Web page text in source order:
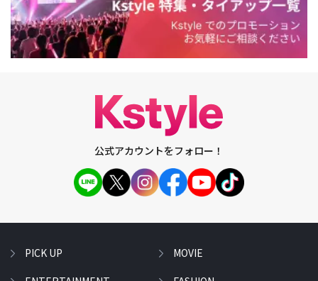
公式アカウントをフォロー！
PICK UP
MOVIE